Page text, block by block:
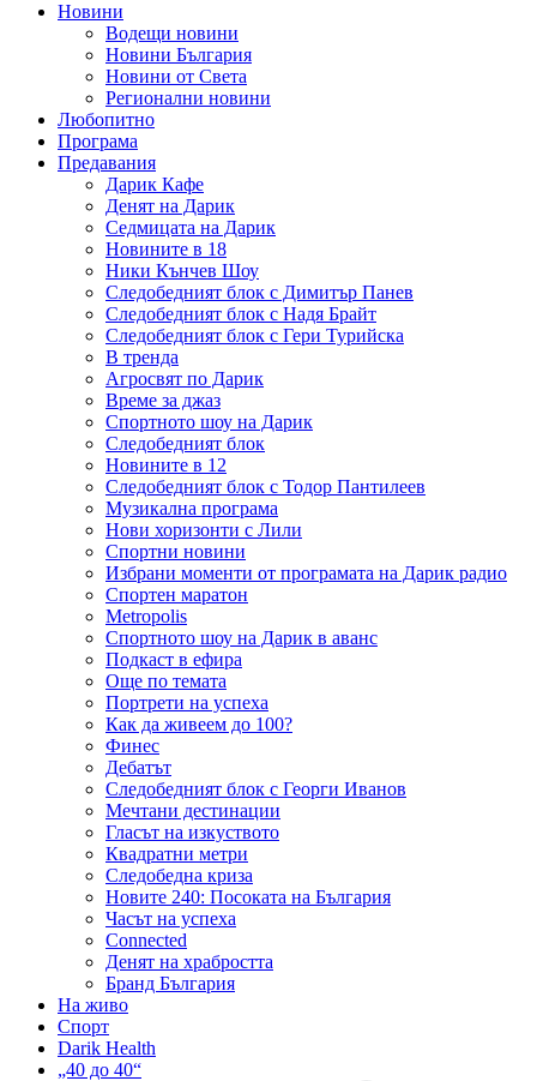
Новини
Водещи новини
Новини България
Новини от Света
Регионални новини
Любопитно
Програма
Предавания
Дарик Кафе
Денят на Дарик
Седмицата на Дарик
Новините в 18
Ники Кънчев Шоу
Следобедният блок с Димитър Панев
Следобедният блок с Надя Брайт
Следобедният блок с Гери Турийска
В тренда
Агросвят по Дарик
Време за джаз
Спортното шоу на Дарик
Следобедният блок
Новините в 12
Следобедният блок с Тодор Пантилеев
Музикална програма
Нови хоризонти с Лили
Спортни новини
Избрани моменти от програмата на Дарик радио
Спортен маратон
Metropolis
Спортното шоу на Дарик в аванс
Подкаст в ефира
Още по темата
Портрети на успеха
Как да живеем до 100?
Финес
Дебатът
Следобедният блок с Георги Иванов
Мечтани дестинации
Гласът на изкуството
Квадратни метри
Следобедна криза
Новите 240: Посоката на България
Часът на успеха
Connected
Денят на храбростта
Бранд България
На живо
Спорт
Darik Health
„40 до 40“